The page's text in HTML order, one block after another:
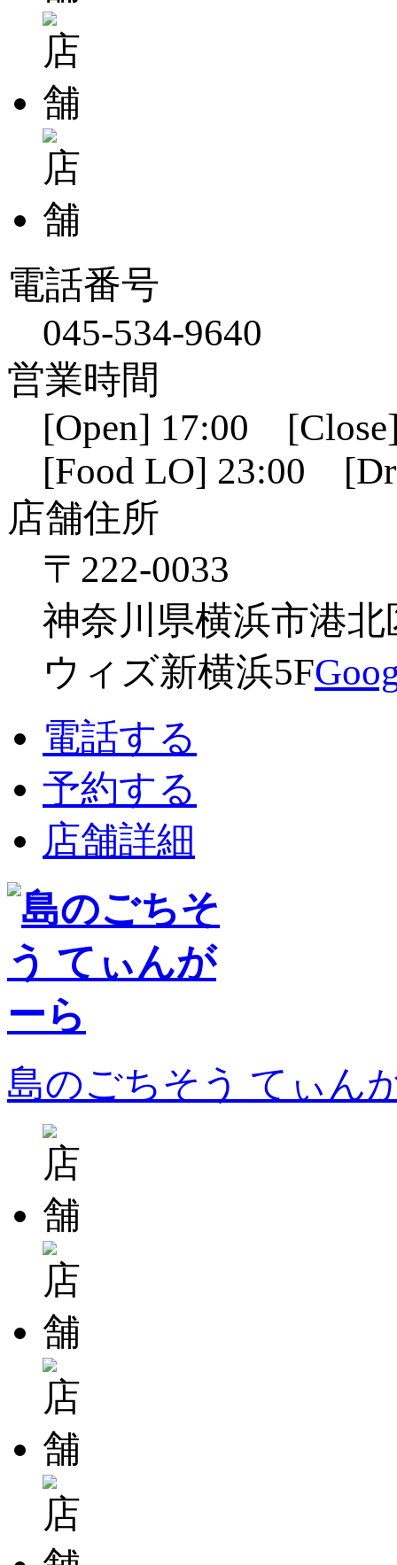
電話番号
045-534-9640
営業時間
[Open] 17:00
[Food LO] 23:00
店舗住所
〒222-0033
神奈川県横浜市港北
ウィズ新横浜5F
電話する
予約する
店舗詳細
島のごちそう てぃん